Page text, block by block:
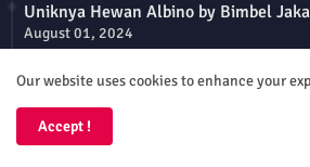
Uniknya Hewan Albino by Bimbel
August 01, 2024
Pura-pura Mati, Taktik Capung Betina
Soal Latihan PAS Matematika Kelas 5
Our website uses cookies to enhance your
Accept !